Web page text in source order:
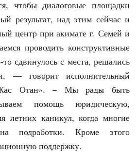
чтобы диалоговые площадки
результат, над этим сейчас и
центр при акимате г. Семей и
проводить конструктивные
сдвинулось с места, решались
— говорит исполнительный
Отан». – Мы рады быть
помощь юридическую,
летних каникул, когда многие
подработки. Кроме этого
поддержку.